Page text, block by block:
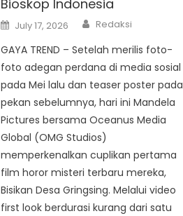
Bioskop Indonesia
Posted
on
July 17, 2026 Author
Redaksi
GAYA TREND – Setelah merilis foto-
foto adegan perdana di media sosial
pada Mei lalu dan teaser poster pada
pekan sebelumnya, hari ini Mandela
Pictures bersama Oceanus Media
Global (OMG Studios)
memperkenalkan cuplikan pertama
film horor misteri terbaru mereka,
Bisikan Desa Gringsing. Melalui video
first look berdurasi kurang dari satu